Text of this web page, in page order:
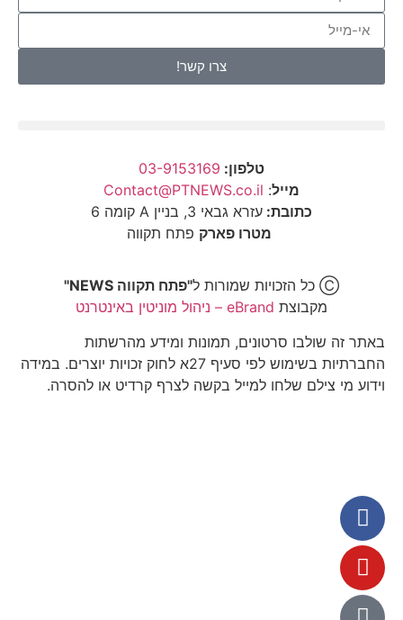
צרו קשר!
טלפון: 03-9153169
מייל:
Contact@PTNEWS.co.il
כתובת: עזרא גבאי 3, בניין A קומה 6
מטרו פארק פתח תקווה
Ⓒ כל הזכויות שמורות ל
"פתח תקווה NEWS"
מקבוצת eBrand – ניהול מוניטין באינטרנט
באתר זה שולבו סרטונים, תמונות ומידע מהרשתות
החברתיות בשימוש לפי סעיף 27א לחוק זכויות יוצרים. במידה
וידוע מי צילם שלחו למייל בקשה לצרף קרדיט או להסרה.